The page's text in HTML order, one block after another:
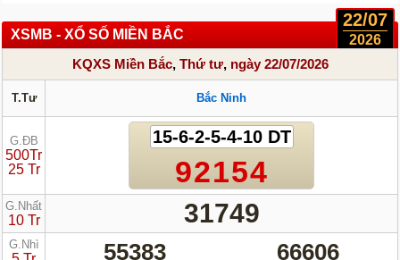
XSMB - XỔ SỐ MIỀN BẮC
22/07
2026
KQXS Miền Bắc, Thứ tư, ngày 22/07/2026
T.Tư Bắc Ninh
G.ĐB
500Tr
25 Tr
15-6-2-5-4-10 DT
92154
G.Nhất
10 Tr 31749
G.Nhì 55383 66606